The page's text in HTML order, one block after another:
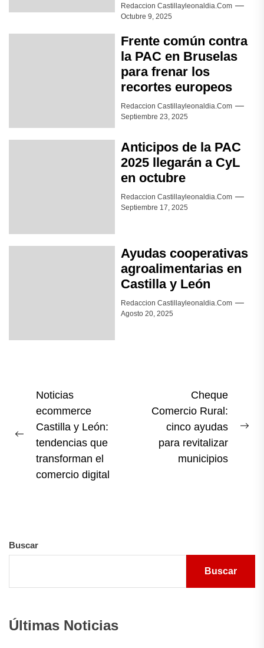
Redaccion Castillayleonaldia.com
Octubre 9, 2025
Frente común contra
la PAC en Bruselas
para frenar los
recortes europeos
Redaccion Castillayleonaldia.com
Septiembre 23, 2025
Anticipos de la PAC
2025 llegarán a CyL
en octubre
Redaccion Castillayleonaldia.com
Septiembre 17, 2025
Ayudas cooperativas
agroalimentarias en
Castilla y León
Redaccion Castillayleonaldia.com
Agosto 20, 2025
Navegación
entradas
Previous
post:
Noticias
ecommerce
Castilla y León:
tendencias que
transforman el
comercio digital
Cheque
Comercio Rural:
cinco ayudas
para revitalizar
municipios
Buscar
Buscar
Últimas Noticias